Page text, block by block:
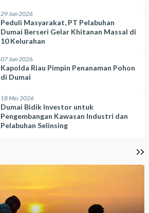
29 Jun 2026
Peduli Masyarakat, PT Pelabuhan
Dumai Berseri Gelar Khitanan Massal di
10 Kelurahan
07 Jun 2026
Kapolda Riau Pimpin Penanaman Pohon
di Dumai
18 Mei 2026
Dumai Bidik Investor untuk
Pengembangan Kawasan Industri dan
Pelabuhan Selinsing